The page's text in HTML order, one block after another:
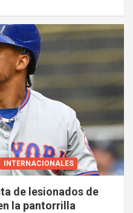
INTERNACIONALES
de lesionados de
la pantorrilla